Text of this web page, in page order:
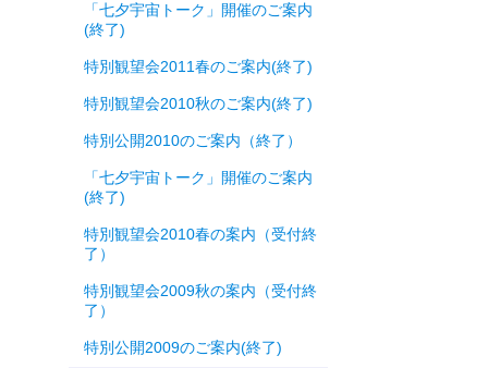
「七夕宇宙トーク」開催のご案内
(終了)
特別観望会2011春のご案内(終了)
特別観望会2010秋のご案内(終了)
特別公開2010のご案内（終了）
「七夕宇宙トーク」開催のご案内
(終了)
特別観望会2010春の案内（受付終
了）
特別観望会2009秋の案内（受付終
了）
特別公開2009のご案内(終了)